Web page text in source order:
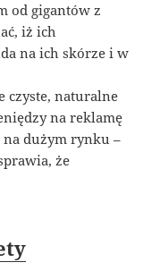
od gigantów z
iż ich
na ich skórze i w
czyste, naturalne
na reklamę
na dużym rynku –
że